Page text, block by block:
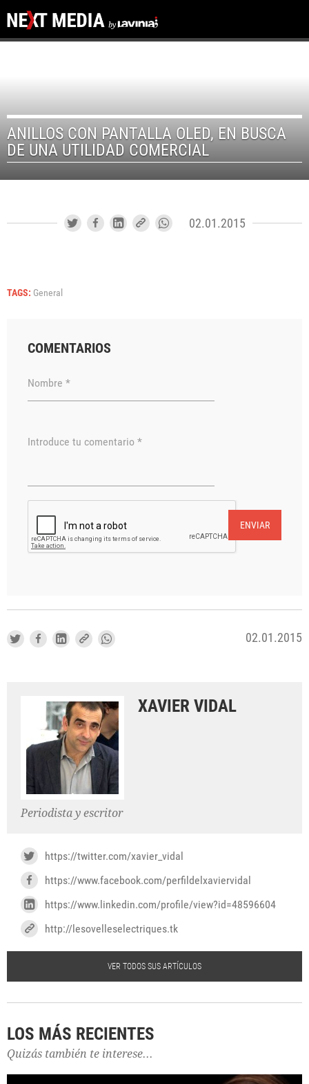
ANILLOS CON PANTALLA OLED, EN BUSCA
DE UNA UTILIDAD COMERCIAL
02.01.2015
TAGS: General
COMENTARIOS
Nombre *
Introduce tu comentario *
ENVIAR
02.01.2015
XAVIER VIDAL
Periodista y escritor
https://twitter.com/xavier_vidal
https://www.facebook.com/perfildelxaviervidal
https://www.linkedin.com/profile/view?id=48596604
http://lesovelleselectriques.tk
VER TODOS SUS ARTÍCULOS
LOS MÁS RECIENTES
Quizás también te interese...